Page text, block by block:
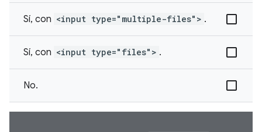
Sí, con <input type="multiple-files"> .
Sí, con <input type="files"> .
No.